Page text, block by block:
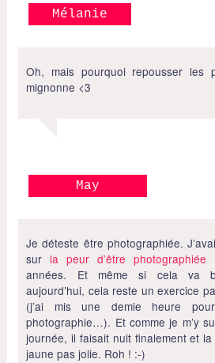
Mélanie
Oh, mais pourquoi repousser les
mignonne <3
May
Je déteste être photographiée.
sur la peur d’être photographiée
années. Et même si cela va
aujourd’hui, cela reste un exercice
(j’ai mis une demie heure
photographie…). Et comme je m’y
journée, il faisait nuit finalement et
jaune pas jolie. Roh ! :-)